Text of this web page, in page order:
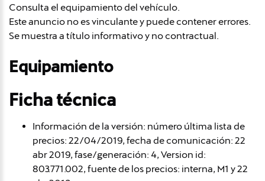
Consulta el equipamiento del vehículo.
Este anuncio no es vinculante y puede contener errores.
Se muestra a título informativo y no contractual.
Equipamiento
Ficha técnica
Información de la versión: número última lista de
precios: 22/04/2019, fecha de comunicación: 22
abr 2019, fase/generación: 4, Version id:
803.771.002, fuente de los precios: interna, M1 y 22